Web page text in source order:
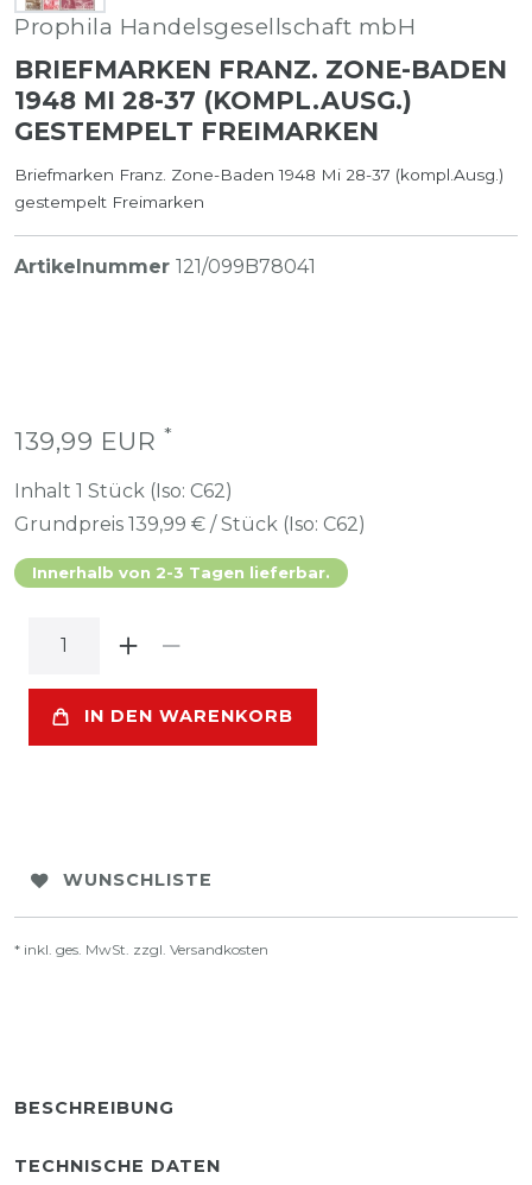
Prophila Handelsgesellschaft mbH
BRIEFMARKEN FRANZ. ZONE-BADEN
1948 MI 28-37 (KOMPL.AUSG.)
GESTEMPELT FREIMARKEN
Briefmarken Franz. Zone-Baden 1948 Mi 28-37 (kompl.Ausg.)
gestempelt Freimarken
Artikelnummer 121/099B78041
139,99 EUR *
Inhalt 1 Stück (Iso: C62)
Grundpreis 139,99 € / Stück (Iso: C62)
Innerhalb von 2-3 Tagen lieferbar.
IN DEN WARENKORB
WUNSCHLISTE
* inkl. ges. MwSt. zzgl. Versandkosten
BESCHREIBUNG
TECHNISCHE DATEN